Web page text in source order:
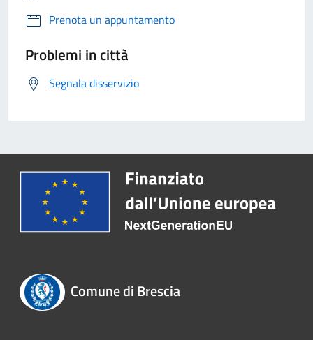
Prenota un appuntamento
Problemi in città
Segnala disservizio
Comune di Brescia